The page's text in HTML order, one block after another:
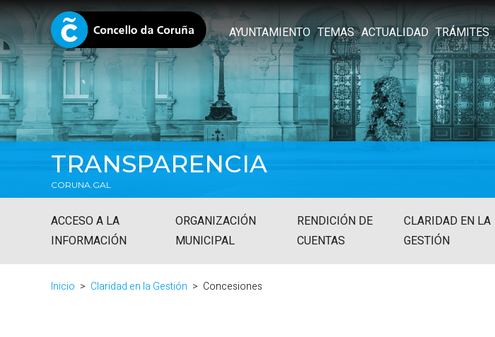
AYUNTAMIENTO TEMAS ACTUALIDAD TRÁMITES
TRANSPARENCIA
CORUNA.GAL
ACCESO A LA
INFORMACIÓN
ORGANIZACIÓN
MUNICIPAL
RENDICIÓN DE
CUENTAS
CLARIDAD EN LA
GESTIÓN
Inicio Claridad en la Gestión Concesiones